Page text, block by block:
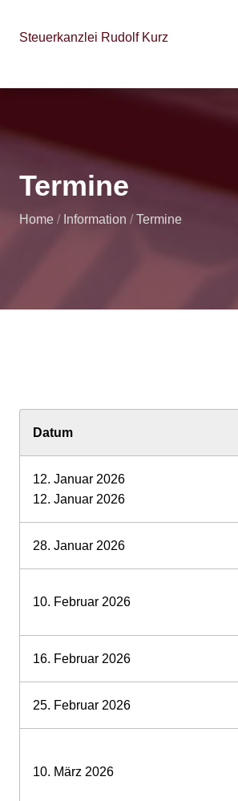
Steuerkanzlei Rudolf Kurz
Termine
Home / Information / Termine
Datum
12. Januar 2026
12. Januar 2026
28. Januar 2026
10. Februar 2026
16. Februar 2026
25. Februar 2026
10. März 2026